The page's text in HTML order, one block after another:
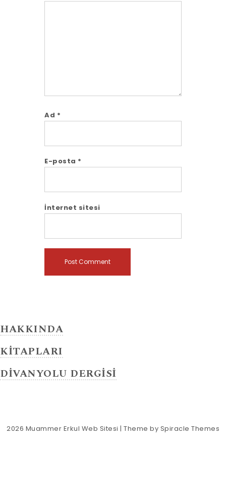
Ad *
E-posta *
İnternet sitesi
HAKKINDA
KİTAPLARI
DİVANYOLU DERGİSİ
2026 Muammer Erkul Web Sitesi | Theme by Spiracle Themes